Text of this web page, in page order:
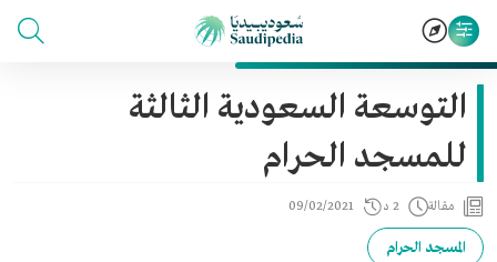
التوسعة السعودية الثالثة
للمسجد الحرام
مقالة 2 د 09/02/2021
المسجد الحرام